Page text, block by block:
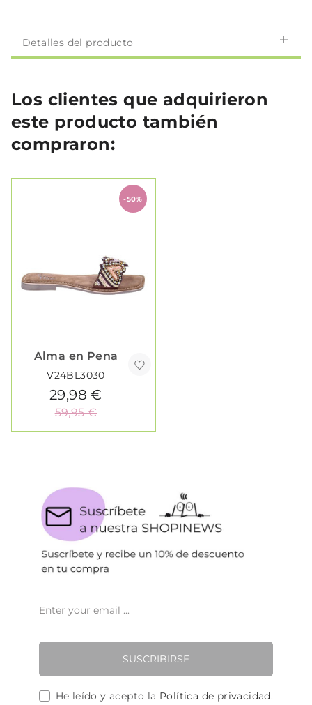
Detalles del producto
Los clientes que adquirieron
este producto también
compraron:
-50%
Alma en Pena
V24BL3030
29,98 €
59,95 €
SUSCRIBIRSE
He leído y acepto la Política de privacidad.